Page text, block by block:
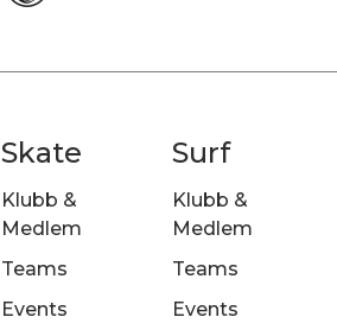
Skate
Klubb &
Medlem
Teams
Events
Surf
Klubb &
Medlem
Teams
Events